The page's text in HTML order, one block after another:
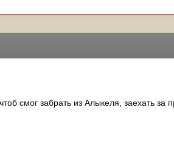
смог забрать из Алыкеля, заехать за